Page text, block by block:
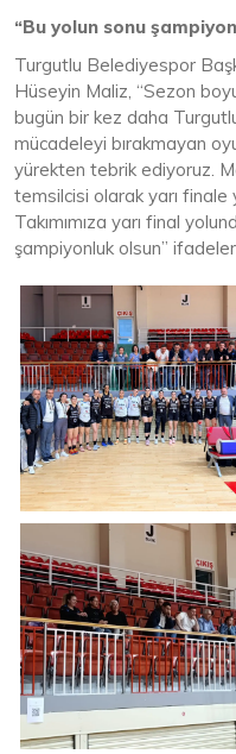
“Bu yolun sonu
Turgutlu Belediyespor
Hüseyin Maliz, “Sezon
bugün bir kez daha
mücadeleyi bırakmayan
yürekten tebrik ediyoruz.
temsilcisi olarak yarı finale
Takımımıza yarı final
şampiyonluk olsun”